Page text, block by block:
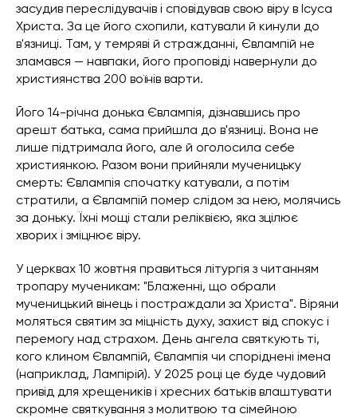
засудив переслідувачів і сповідував свою віру в Ісуса
Христа. За це його схопили, катували й кинули до
в'язниці. Там, у темряві й стражданні, Євлампій не
зламався — навпаки, його проповіді навернули до
християнства 200 воїнів варти.
Його 14-річна донька Євлампія, дізнавшись про
арешт батька, сама прийшла до в'язниці. Вона не
лише підтримала його, але й оголосила себе
християнкою. Разом вони прийняли мученицьку
смерть: Євлампія спочатку катували, а потім
стратили, а Євлампій помер слідом за нею, молячись
за доньку. Їхні мощі стали реліквією, яка зцілює
хворих і зміцнює віру.
У церквах 10 жовтня правиться літургія з читанням
тропару мученикам: "Блаженні, що обрали
мученицький вінець і постраждали за Христа". Віряни
моляться святим за міцність духу, захист від спокус і
перемогу над страхом. День ангела святкують ті,
кого клином Євлампій, Євлампія чи споріднені імена
(наприклад, Лампірій). У 2025 році це буде чудовий
привід для хрещеників і хресних батьків влаштувати
скромне святкування з молитвою та сімейною